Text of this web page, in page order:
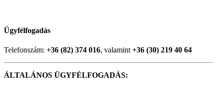
Ügyfélfogadás
Telefonszám: +36 (82) 374 016, valamint +36 (30) 219 40 64
ÁLTALÁNOS ÜGYFÉLFOGADÁS: